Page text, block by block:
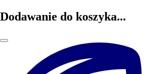
Dodawanie do koszyka...